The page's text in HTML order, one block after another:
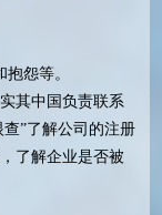
怨等。
其中国负责联系
”了解公司的注册
了解企业是否被